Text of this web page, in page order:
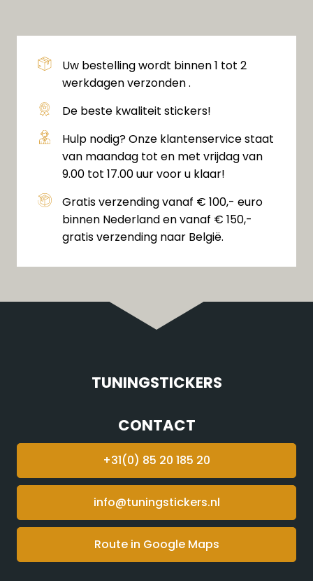
Uw bestelling wordt binnen 1 tot 2
werkdagen verzonden .
De beste kwaliteit stickers!
Hulp nodig? Onze klantenservice staat
van maandag tot en met vrijdag van
9.00 tot 17.00 uur voor u klaar!
Gratis verzending vanaf € 100,- euro
binnen Nederland en vanaf € 150,-
gratis verzending naar België.
TUNINGSTICKERS
CONTACT
+31(0) 85 20 185 20
info@tuningstickers.nl
Route in Google Maps